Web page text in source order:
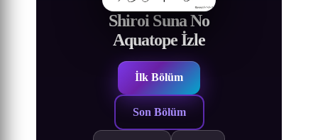
Shiroi Suna No
Aquatope İzle
İlk Bölüm
Son Bölüm